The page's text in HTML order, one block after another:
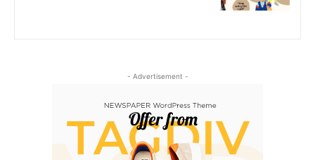
- Advertisement -